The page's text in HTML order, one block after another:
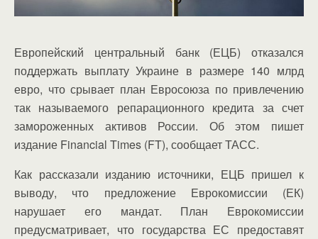
Европейский центральный банк (ЕЦБ) отказался
поддержать выплату Украине в размере 140 млрд
евро, что срывает план Евросоюза по привлечению
так называемого репарационного кредита за счет
замороженных активов России. Об этом пишет
издание Financial Times (FT), сообщает ТАСС.
Как рассказали изданию источники, ЕЦБ пришел к
выводу, что предложение Еврокомиссии (ЕК)
нарушает его мандат. План Еврокомиссии
предусматривает, что государства ЕС предоставят